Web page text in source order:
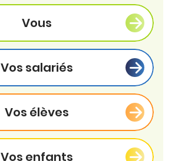
Vous
Vos salariés
Vos élèves
Vos enfants